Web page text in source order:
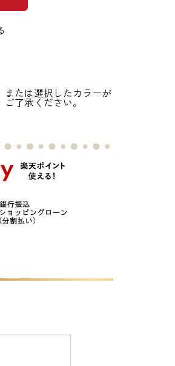
たは選択したカラーが
了承ください。